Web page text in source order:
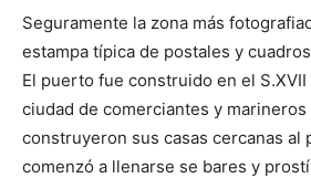
Seguramente la zona más
estampa típica de postales y
El puerto fue construido en el
ciudad de comerciantes y
construyeron sus casas cercanas al
comenzó a llenarse se bares y